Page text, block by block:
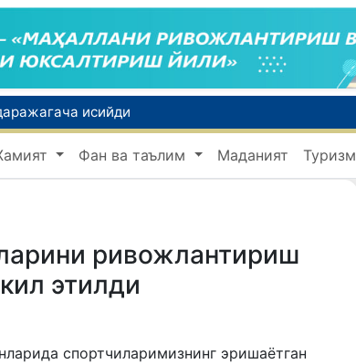
исийди
Олтой Республикасидан Ўзбекистонга 30 минг бошга яқин қорамол етказиб берилди
тақдириФан ва таълим Маданият Туризм
ривожлантириш
этилди
спортчиларимизнинг эришаётган